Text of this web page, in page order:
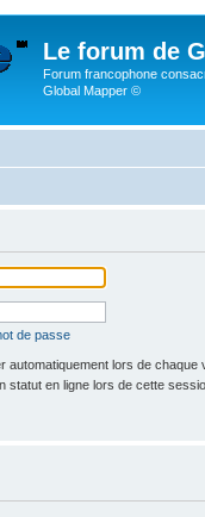
Le forum de
Forum francophone
Global Mapper ©
de passe
automatiquement lors de chaque
statut en ligne lors de cette